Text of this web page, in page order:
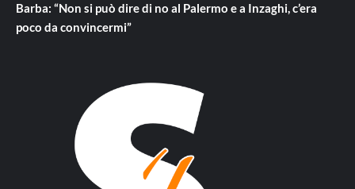
Barba: “Non si può dire di no al Palermo e a Inzaghi, c’era
poco da convincermi”